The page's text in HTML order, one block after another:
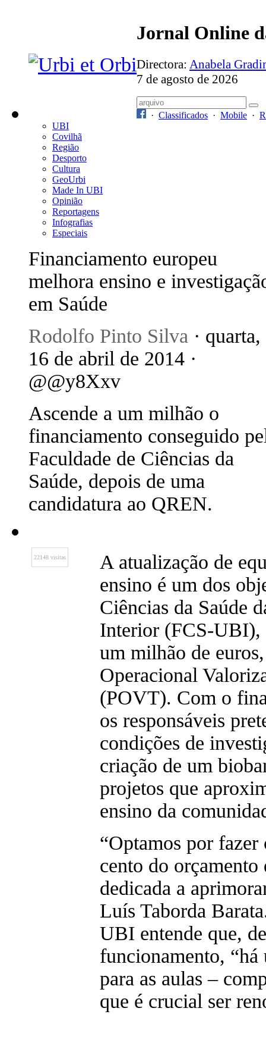
Jornal Online
Directora: Anabela
7 de agosto de 2026
· Classificados · Mobile ·
UBI
Covilhã
Região
Desporto
Cultura
GeoUrbi
Made In UBI
Opinião
Reportagens
Infografias
Especiais
Financiamento europeu
melhora ensino e
em Saúde
Rodolfo Pinto Silva · quarta,
16 de abril de 2014 ·
@@y8Xxv
Ascende a um milhão o
financiamento conseguido
Faculdade de Ciências da
Saúde, depois de uma
candidatura ao QREN.
22148 visitas
A atualização de
ensino é um dos
Ciências da Saúde
Interior (FCS-UBI),
um milhão de
Operacional
(POVT). Com o
os responsáveis
condições de
criação de um
projetos que
ensino da
“Optamos por
cento do orçamento
dedicada a
Luís Taborda
UBI entende que,
funcionamento, “há
para as aulas –
que é crucial ser